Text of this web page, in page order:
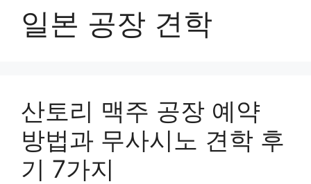
일본 공장 견학
산토리 맥주 공장 예약
방법과 무사시노 견학 후
기 7가지